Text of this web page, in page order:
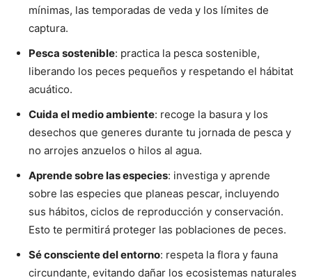
mínimas, las temporadas de veda y los límites de
captura.
Pesca sostenible: practica la pesca sostenible,
liberando los peces pequeños y respetando el hábitat
acuático.
Cuida el medio ambiente: recoge la basura y los
desechos que generes durante tu jornada de pesca y
no arrojes anzuelos o hilos al agua.
Aprende sobre las especies: investiga y aprende
sobre las especies que planeas pescar, incluyendo
sus hábitos, ciclos de reproducción y conservación.
Esto te permitirá proteger las poblaciones de peces.
Sé consciente del entorno: respeta la flora y fauna
circundante, evitando dañar los ecosistemas naturales